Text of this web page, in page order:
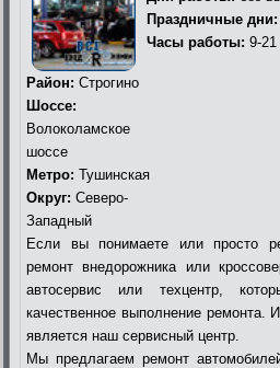
Праздничные дни:
Часы работы: 9-21
Район: Строгино
Шоссе:
Волоколамское
шоссе
Метро: Тушинская
Округ: Северо-
Западный
Если вы понимаете или просто
ремонт внедорожника или
автосервис или техцентр,
качественное выполнение ремонта.
является наш сервисный центр.
Мы предлагаем ремонт